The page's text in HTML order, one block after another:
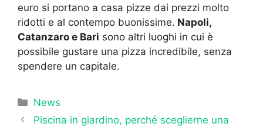
euro si portano a casa pizze dai prezzi molto
ridotti e al contempo buonissime. Napoli,
Catanzaro e Bari sono altri luoghi in cui è
possibile gustare una pizza incredibile, senza
spendere un capitale.
Categorie
News
Piscina in giardino, perché sceglierne una